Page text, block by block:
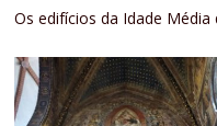
Os edifícios da Idade